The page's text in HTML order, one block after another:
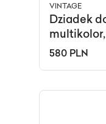
VINTAGE
Dziadek
580 PLN